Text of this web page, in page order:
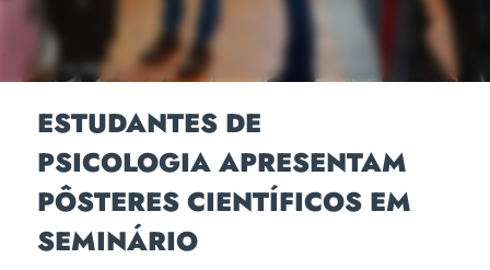
ESTUDANTES DE
PSICOLOGIA APRESENTAM
PÔSTERES CIENTÍFICOS EM
SEMINÁRIO